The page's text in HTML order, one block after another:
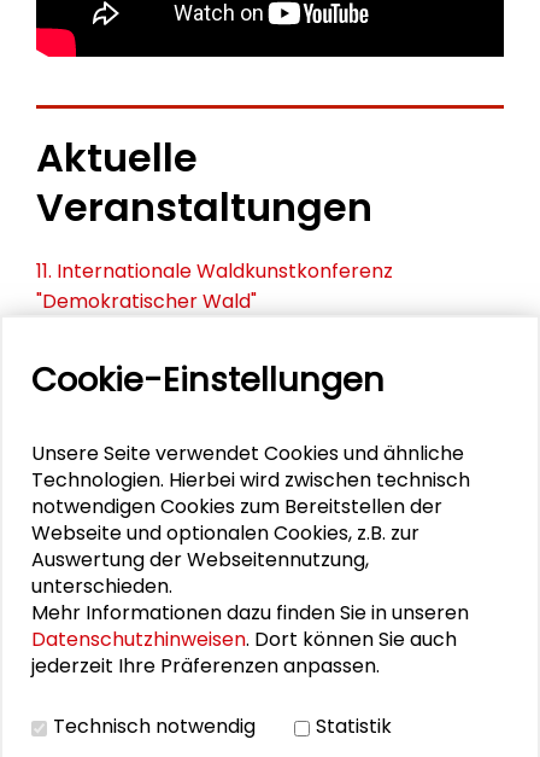
Aktuelle
Veranstaltungen
11. Internationale Waldkunstkonferenz
"Demokratischer Wald"
Dialog
Schader-Festival 2026
25. Runder Tisch Wissenschaftsstadt Darmstadt
PERSONEN IM KONTEXT
Canan Topçu
Cookie-Einstellungen
Unsere Seite verwendet Cookies und ähnliche
Technologien. Hierbei wird zwischen technisch
notwendigen Cookies zum Bereitstellen der
Webseite und optionalen Cookies, z.B. zur
Auswertung der Webseitennutzung,
unterschieden.
Mehr Informationen dazu finden Sie in unseren
Datenschutzhinweisen. Dort können Sie auch
jederzeit Ihre Präferenzen anpassen.
Technisch notwendig Statistik